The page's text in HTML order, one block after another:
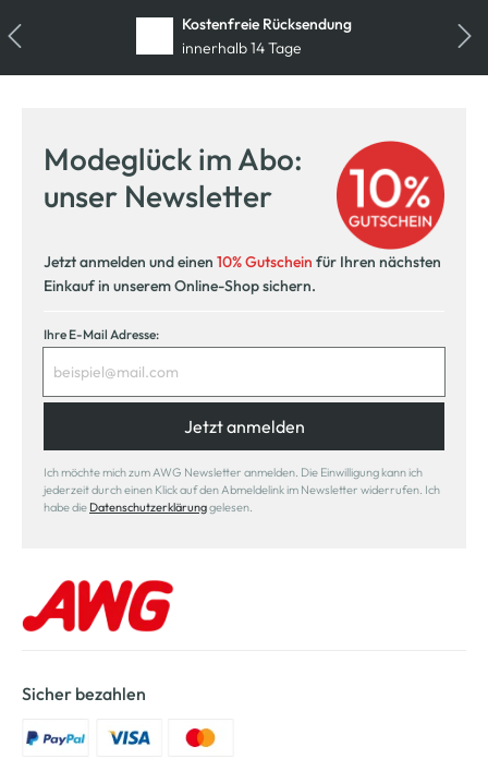
Kostenfreie Rücksendung
innerhalb 14 Tage
Modeglück im Abo:
unser Newsletter
Jetzt anmelden und einen 10% Gutschein für Ihren nächsten
Einkauf in unserem Online-Shop sichern.
Ihre E-Mail Adresse:
Jetzt anmelden
Ich möchte mich zum AWG Newsletter anmelden. Die Einwilligung kann ich
jederzeit durch einen Klick auf den Abmeldelink im Newsletter widerrufen. Ich
habe die Datenschutzerklärunggelesen.
Sicher bezahlen